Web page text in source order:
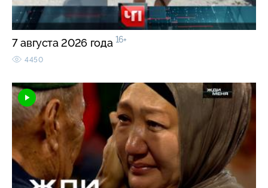
7 августа 2026 года 16+
4450